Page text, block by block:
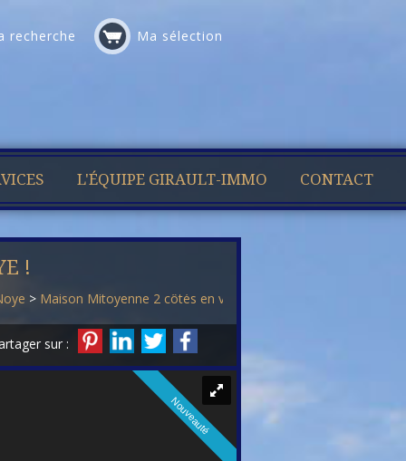
recherche Ma sélection
L'ÉQUIPE GIRAULT-IMMO CONTACT
!
> Maison Mitoyenne 2 côtés en vente Ailly-sur-Noye
sur :
Nouveauté